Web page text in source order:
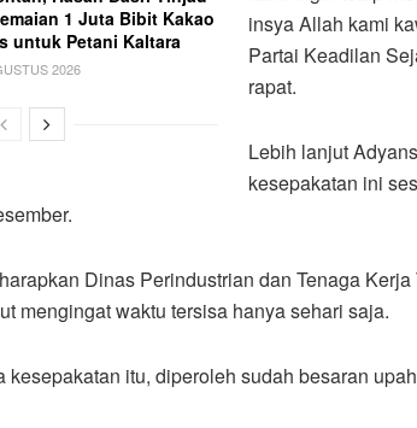
1 Juta Bibit Kakao
untuk Petani Kaltara
2026
insya Allah kami
Partai Keadilan
rapat.
Lebih lanjut
kesepakatan ini
Dinas Perindustrian dan Tenaga
mengingat waktu tersisa hanya sehari saja.
kesepakatan itu, diperoleh sudah besaran